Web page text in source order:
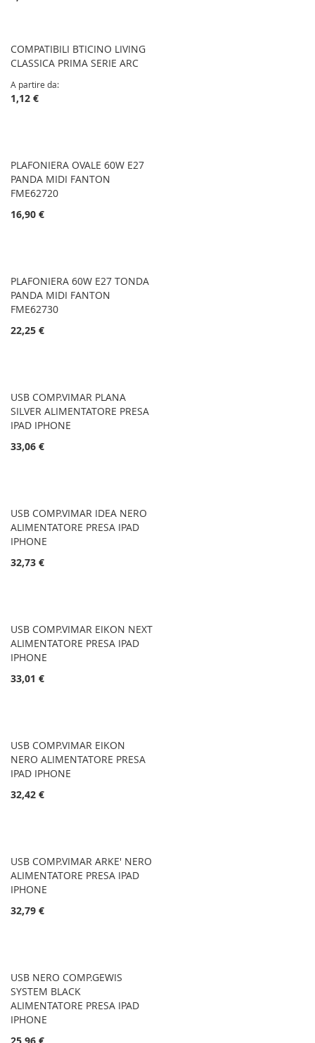
COMPATIBILI BTICINO LIVING
CLASSICA PRIMA SERIE ARC
A partire da
1,12 €
PLAFONIERA OVALE 60W E27
PANDA MIDI FANTON
FME62720
16,90 €
PLAFONIERA 60W E27 TONDA
PANDA MIDI FANTON
FME62730
22,25 €
USB COMP.VIMAR PLANA
SILVER ALIMENTATORE PRESA
IPAD IPHONE
33,06 €
USB COMP.VIMAR IDEA NERO
ALIMENTATORE PRESA IPAD
IPHONE
32,73 €
USB COMP.VIMAR EIKON NEXT
ALIMENTATORE PRESA IPAD
IPHONE
33,01 €
USB COMP.VIMAR EIKON
NERO ALIMENTATORE PRESA
IPAD IPHONE
32,42 €
USB COMP.VIMAR ARKE' NERO
ALIMENTATORE PRESA IPAD
IPHONE
32,79 €
USB NERO COMP.GEWIS
SYSTEM BLACK
ALIMENTATORE PRESA IPAD
IPHONE